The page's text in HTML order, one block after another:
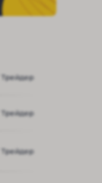
Трейдер
Трейдер
Трейдер